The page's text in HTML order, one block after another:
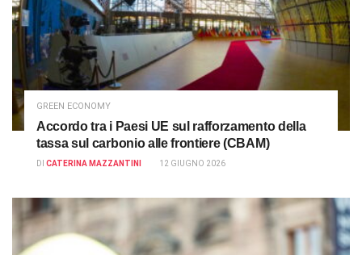
GREEN ECONOMY
Accordo tra i Paesi UE sul rafforzamento della
tassa sul carbonio alle frontiere (CBAM)
DI CATERINA MAZZANTINI 12 GIUGNO 2026